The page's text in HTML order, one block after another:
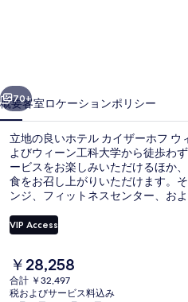
ホ
フ
ウ
ィ
ー
ン
写
次へ
70+
概要客室ロケーションポリシー
立地の良いホテル カイザーホフ
よびウィーン工科大学から徒歩わ
ービスをお楽しみいただけるほか
食をお召し上がりいただけます。
ンジ、フィットネスセンター、お
います。この宿泊施設からは歩い
す。レッセルガッセ トラム駅まで
VIP Access
現
在
の
￥28,258
合計 ￥32,497
税およびサービス料込み